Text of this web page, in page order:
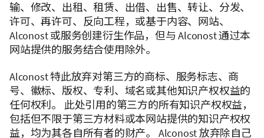
输、修改、出租、租赁、出借、出售、转让、分发、
许可、再许可、反向工程，或基于内容、网站、
Alconost 或服务创建衍生作品，但与 Alconost 通过本
网站提供的服务结合使用除外。
Alconost 特此放弃对第三方的商标、服务标志、商
号、徽标、版权、专利、域名或其他知识产权权益的
任何权利。 此处引用的第三方的所有知识产权权益，
包括但不限于第三方材料或本网站提供的知识产权权
益，均为其各自所有者的财产。 Alconost 放弃除自己